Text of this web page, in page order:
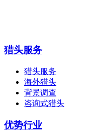
猎头服务
猎头服务
海外猎头
背景调查
咨询式猎头
优势行业